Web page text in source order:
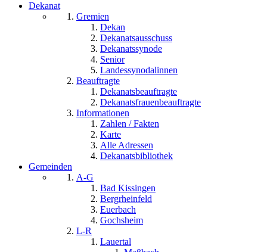
Dekanat
Gremien
Dekan
Dekanatsausschuss
Dekanatssynode
Senior
Landessynodalinnen
Beauftragte
Dekanatsbeauftragte
Dekanatsfrauenbeauftragte
Informationen
Zahlen / Fakten
Karte
Alle Adressen
Dekanatsbibliothek
Gemeinden
A-G
Bad Kissingen
Bergrheinfeld
Euerbach
Gochsheim
L-R
Lauertal